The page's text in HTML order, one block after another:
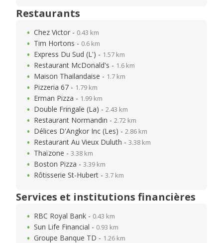
Restaurants
Chez Victor - 0.43 km
Tim Hortons - 0.6 km
Express Du Sud (L') - 1.57 km
Restaurant McDonald's - 1.6 km
Maison Thailandaise - 1.7 km
Pizzeria 67 - 1.79 km
Erman Pizza - 1.99 km
Double Fringale (La) - 2.43 km
Restaurant Normandin - 2.72 km
Délices D'Angkor Inc (Les) - 2.86 km
Restaurant Au Vieux Duluth - 3.38 km
Thaïzone - 3.38 km
Boston Pizza - 3.39 km
Rôtisserie St-Hubert - 3.7 km
Services et institutions financières
RBC Royal Bank - 0.43 km
Sun Life Financial - 0.93 km
Groupe Banque TD - 1.26 km